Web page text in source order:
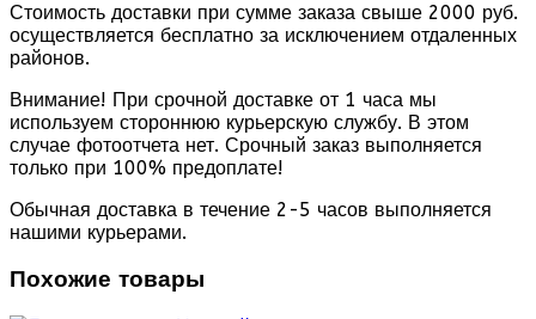
Стоимость доставки при сумме заказа свыше 2000 руб.
осуществляется бесплатно за исключением отдаленных
районов.
Внимание! При срочной доставке от 1 часа мы
используем стороннюю курьерскую службу. В этом
случае фотоотчета нет. Срочный заказ выполняется
только при 100% предоплате!
Обычная доставка в течение 2-5 часов выполняется
нашими курьерами.
Похожие товары